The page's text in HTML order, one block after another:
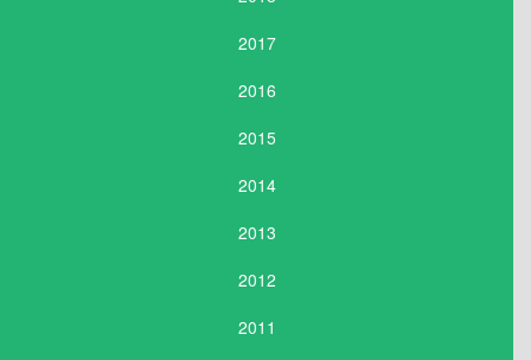
2017
2016
2015
2014
2013
2012
2011